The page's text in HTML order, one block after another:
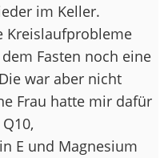
im Keller.
Kreislaufprobleme
Fasten noch eine
war aber nicht
Frau hatte mir dafür
E und Magnesium